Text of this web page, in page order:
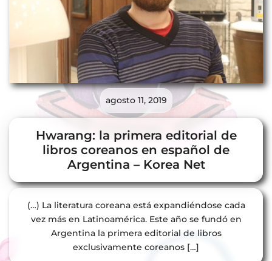
agosto 11, 2019
Hwarang: la primera editorial de
libros coreanos en español de
Argentina – Korea Net
(…) La literatura coreana está expandiéndose cada
vez más en Latinoamérica. Este año se fundó en
Argentina la primera editorial de libros
exclusivamente coreanos […]